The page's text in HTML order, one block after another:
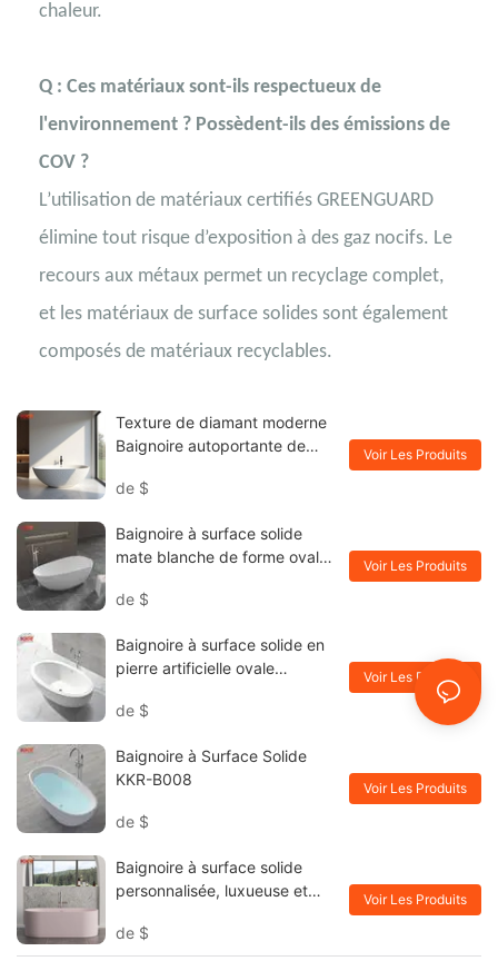
chaleur.
Q : Ces matériaux sont-ils respectueux de
l'environnement ? Possèdent-ils des émissions de
COV ?
L’utilisation de matériaux certifiés GREENGUARD
élimine tout risque d’exposition à des gaz nocifs. Le
recours aux métaux permet un recyclage complet,
et les matériaux de surface solides sont également
composés de matériaux recyclables.
Texture de diamant moderne
Baignoire autoportante de
de $
Voir Les Produits
Baignoire à surface solide
mate blanche de forme ovale
de $
Voir Les Produits
Baignoire à surface solide en
pierre artificielle ovale
bains de grande taille KKR-
de $
Voir Les Produits
Baignoire à Surface Solide
KKR-B008
de $
Voir Les Produits
Baignoire à surface solide
personnalisée, luxueuse et
d'hôtel KKR-B114
de $
Voir Les Produits